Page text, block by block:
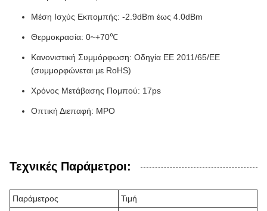
Μέση Ισχύς Εκπομπής: -2.9dBm έως 4.0dBm
Θερμοκρασία: 0~+70℃
Κανονιστική Συμμόρφωση: Οδηγία ΕΕ 2011/65/ΕΕ
(συμμορφώνεται με RoHS)
Χρόνος Μετάβασης Πομπού: 17ps
Οπτική Διεπαφή: MPO
Τεχνικές Παράμετροι:
Παράμετρος
Τιμή